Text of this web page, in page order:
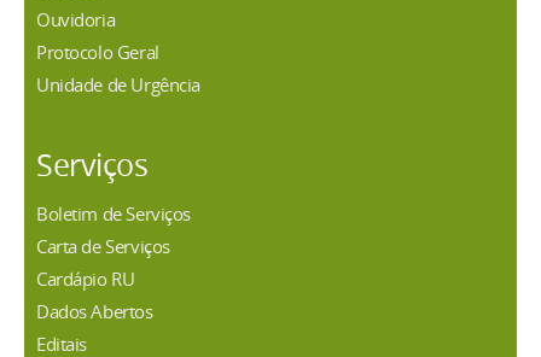
Ouvidoria
Protocolo Geral
Unidade de Urgência
Serviços
Boletim de Serviços
Carta de Serviços
Cardápio RU
Dados Abertos
Editais